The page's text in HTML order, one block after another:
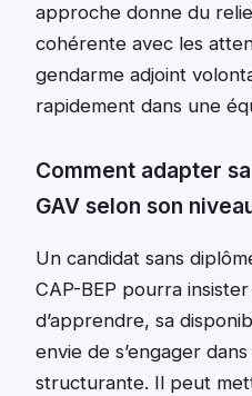
approche donne du
cohérente avec les
gendarme adjoint
rapidement dans une
Comment adapter
GAV selon son
Un candidat sans
CAP-BEP pourra
d’apprendre, sa
envie de s’engager
structurante. Il peut